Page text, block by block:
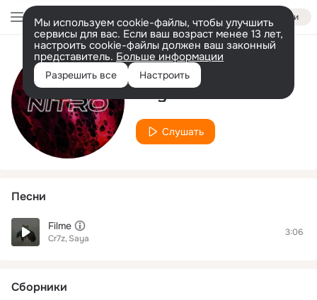
Войти
Мы используем cookie-файлы, чтобы улучшить
сервисы для вас. Если ваш возраст менее 13 лет,
настроить cookie-файлы должен ваш законный
представитель. Больше информации
Разрешить все Настроить
Исполнитель
Saya
Слушать
Песни
Filme
Cr7z Saya
3:06
Сборники